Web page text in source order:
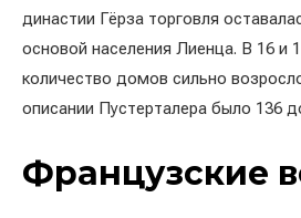
династии Гёрза торговля
основой населения Лиенца. В 16 и
количество домов сильно
описании Пустерталера было 136
Французские